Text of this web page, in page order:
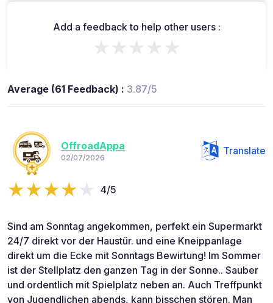
Add a feedback to help other users :
★★★★★
Average (61 Feedback) : 3.87/5
OffroadAppa
02/07/2026
Translate
4/5
Sind am Sonntag angekommen, perfekt ein Supermarkt
24/7 direkt vor der Haustür. und eine Kneippanlage
direkt um die Ecke mit Sonntags Bewirtung! Im Sommer
ist der Stellplatz den ganzen Tag in der Sonne.. Sauber
und ordentlich mit Spielplatz neben an. Auch Treffpunkt
von Jugendlichen abends, kann bisschen stören. Man